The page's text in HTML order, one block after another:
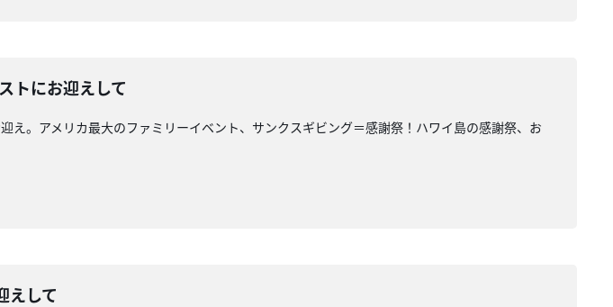
トにお迎えして
え。アメリカ最大のファミリーイベント、サンクスギビング＝感謝祭！ハワイ島の感謝祭、お
えして